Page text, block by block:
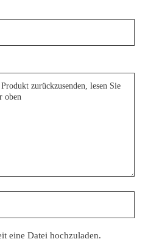
eine Datei hochzuladen.